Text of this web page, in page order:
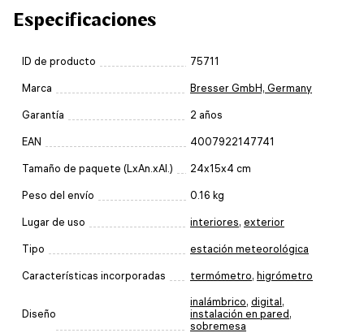
Especificaciones
ID de producto 75711
Marca Bresser GmbH, Germany
Garantía 2 años
EAN 4007922147741
Tamaño de paquete (LxAn.xAl.) 24x15x4 cm
Peso del envío 0.16 kg
Lugar de uso interiores, exterior
Tipo estación meteorológica
Características incorporadas termómetro, higrómetro
Diseño
inalámbrico, digital,
instalación en pared,
sobremesa